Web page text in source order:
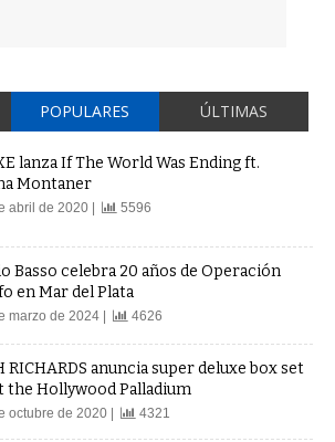
POPULARES ÚLTIMAS
lanza If The World Was Ending ft.
Montaner
abril de 2020 | 5596
Basso celebra 20 años de Operación
en Mar del Plata
marzo de 2024 | 4626
RICHARDS anuncia super deluxe box set
the Hollywood Palladium
octubre de 2020 | 4321